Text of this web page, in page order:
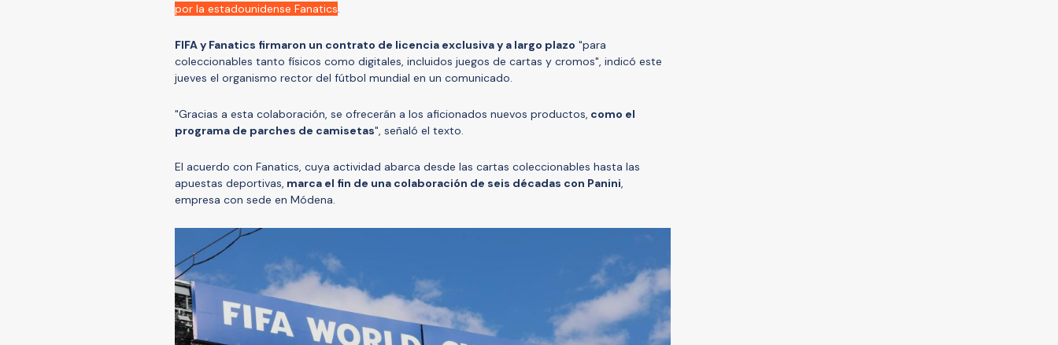
por la estadounidense Fanatics.
FIFA y Fanatics firmaron un contrato de licencia exclusiva y a largo plazo "para
coleccionables tanto físicos como digitales, incluidos juegos de cartas y cromos", indicó este
jueves el organismo rector del fútbol mundial en un comunicado.
"Gracias a esta colaboración, se ofrecerán a los aficionados nuevos productos, como el
programa de parches de camisetas", señaló el texto.
El acuerdo con Fanatics, cuya actividad abarca desde las cartas coleccionables hasta las
apuestas deportivas, marca el fin de una colaboración de seis décadas con Panini,
empresa con sede en Módena.